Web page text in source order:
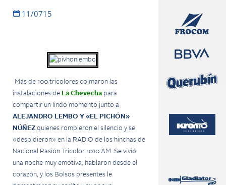
11/0715
Más de 100 tricolores colmaron las
instalaciones de La Chevecha para
compartir un lindo momento junto a
ALEJANDRO LEMBO Y «EL PICHÓN»
NÚÑEZ,quienes rompieron el silencio y se
«despidieron» en la RADIO de los hinchas de
Nacional Pasión Tricolor 1010 AM .Se vivió
una noche muy emotiva, hablaron desde el
corazón, y los Bolsos presentes le